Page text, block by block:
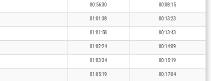
00:56:30 00:08:15
01:01:38 00:13:23
01:01:58 00:13:43
01:02:24 00:14:09
01:03:34 00:15:19
01:05:19 00:17:04